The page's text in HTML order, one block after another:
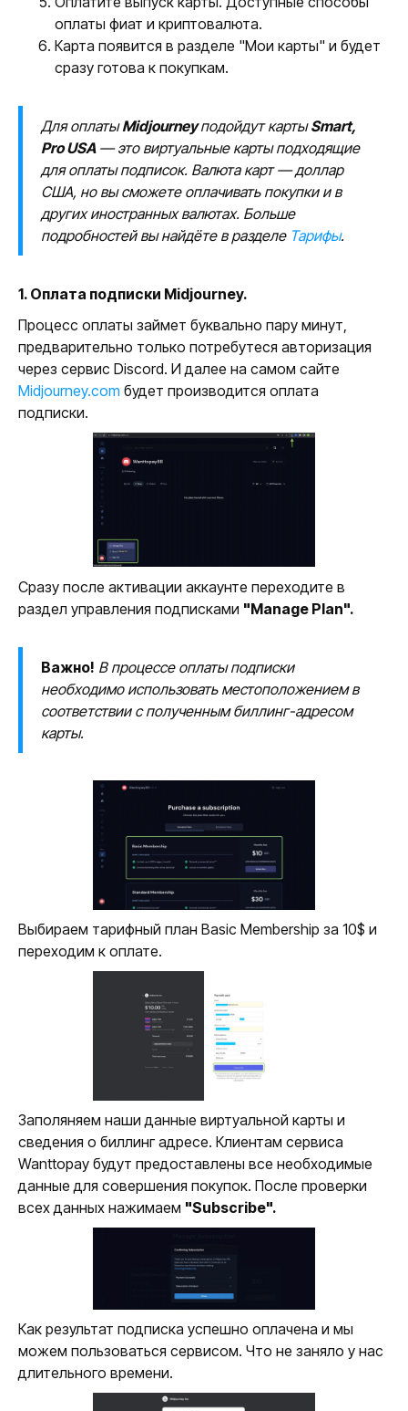
оплаты фиат и криптовалюта.
Карта появится в разделе "Мои карты" и будет
сразу готова к покупкам.
Для оплатыMidjourneyподойдут картыSmart,
Pro USA— это виртуальные карты подходящие
для оплаты подписок. Валюта карт — доллар
США, но вы сможете оплачивать покупки и в
других иностранных валютах. Больше
подробностей вы найдёте в разделе Тарифы.
1. Оплата подписки Midjourney.
Процесс оплаты займет буквально пару минут,
предварительно только потребутеся авторизация
через сервис Discord. И далее на самом сайте
Midjourney.com будет производится оплата
подписки.
Сразу после активации аккаунте переходите в
раздел управления подписками "Manage Plan".
Важно! В процессе оплаты подписки
необходимо использовать местоположением в
соответствии с полученным биллинг-адресом
карты.
Выбираем тарифный план Basic Membership за 10$ и
переходим к оплате.
Заполяняем наши данные виртуальной карты и
сведения о биллинг адресе. Клиентам сервиса
Wanttopay будут предоставлены все необходимые
данные для совершения покупок. После проверки
всех данных нажимаем "Subscribe".
Как результат подписка успешно оплачена и мы
можем пользоваться сервисом. Что не заняло у нас
длительного времени.